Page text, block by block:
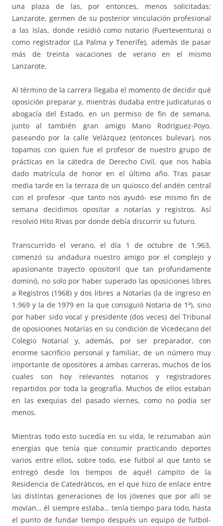
una plaza de las, por entonces, menos solicitadas:
Lanzarote, germen de su posterior vinculación profesional
a las Islas, donde residió como notario (Fuerteventura) o
como registrador (La Palma y Tenerife), además de pasar
más de treinta vacaciones de verano en el mismo
Lanzarote.
Al término de la carrera llegaba el momento de decidir qué
oposición preparar y, mientras dudaba entre judicaturas o
abogacía del Estado, en un permiso de fin de semana,
junto al también gran amigo Mano Rodríguez-Poyo,
paseando por la calle Velázquez (entonces bulevar), nos
topamos con quien fue el profesor de nuestro grupo de
prácticas en la cátedra de Derecho Civil, que nos había
dado matrícula de honor en el último año. Tras pasar
media tarde en la terraza de un quiosco del andén central
con el profesor -que tanto nos ayudó- ese mismo fin de
semana decidimos opositar a notarías y registros. Así
resolvió Hito Rivas por donde debía discurrir su futuro.
Transcurrido el verano, el día 1 de octubre de 1.963,
comenzó su andadura nuestro amigo por el complejo y
apasionante trayecto opositoril que tan profundamente
dominó, no solo por haber superado las oposiciones libres
a Registros (1968) y dos libres a Notarías (la de ingreso en
1.969 y la de 1979 en la que consiguió Notaria de 1ª), sino
por haber sido vocal y presidente (dos veces) del Tribunal
de oposiciones Notarías en su condición de Vicedecano del
Colegio Notarial y, además, por ser preparador, con
enorme sacrificio personal y familiar, de un número muy
importante de opositores a ambas carreras, muchos de los
cuales son hoy relevantes notarios y registradores
repartidos por toda la geografía. Muchos de ellos estaban
en las exequias del pasado viernes, como no podía ser
menos.
Mientras todo esto sucedía en su vida, le rezumaban aún
energías que tenía que consumir practicando deportes
varios entre ellos, sobre todo, ese futbol al que tanto se
entregó desde los tiempos de aquél campito de la
Residencia de Catedráticos, en el que hizo de enlace entre
las distintas generaciones de los jóvenes que por allí se
movían… él siempre estaba… tenía tiempo para todo, hasta
el punto de fundar tiempo después un equipo de futbol-